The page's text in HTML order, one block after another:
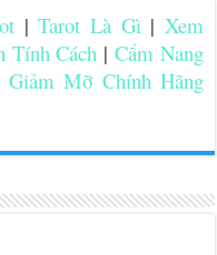
|Tarot Là Gì | Xem
Tính Cách |Cẩm Nang
Mỡ Chính Hãng